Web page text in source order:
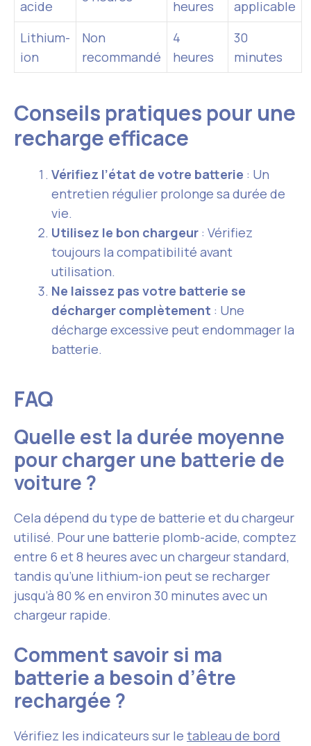
acide
heures
applicable
Lithium-
ion
Non
recommandé
4
heures
30
minutes
Conseils pratiques pour une
recharge efficace
Vérifiez l’état de votre batterie : Un
entretien régulier prolonge sa durée de
vie.
Utilisez le bon chargeur : Vérifiez
toujours la compatibilité avant
utilisation.
Ne laissez pas votre batterie se
décharger complètement : Une
décharge excessive peut endommager la
batterie.
FAQ
Quelle est la durée moyenne
pour charger une batterie de
voiture ?
Cela dépend du type de batterie et du chargeur
utilisé. Pour une batterie plomb-acide, comptez
entre 6 et 8 heures avec un chargeur standard,
tandis qu’une lithium-ion peut se recharger
jusqu’à 80 % en environ 30 minutes avec un
chargeur rapide.
Comment savoir si ma
batterie a besoin d’être
rechargée ?
Vérifiez les indicateurs sur le tableau de bord